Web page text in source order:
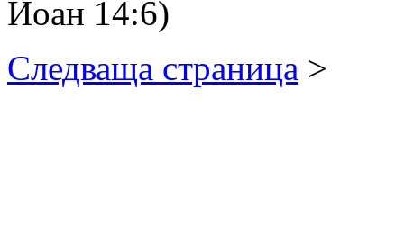
Йоан 14:6)
Следваща страница >